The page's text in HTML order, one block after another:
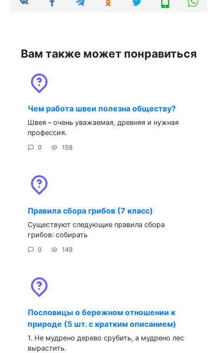
Вам также может понравиться
Чем работа швеи полезна обществу?
Швея – очень уважаемая, древняя и нужная
профессия.
0 158
Правила сбора грибов (7 класс)
Существуют следующие правила сбора
грибов: собирать
0 149
Пословицы о бережном отношении к
природе (5 шт. с кратким описанием)
1. Не мудрено дерево срубить, а мудрено лес
вырастить.